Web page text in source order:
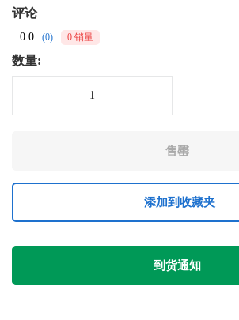
评论
0.0 (0) 0 销量
数量:
添加到收藏夹
到货通知